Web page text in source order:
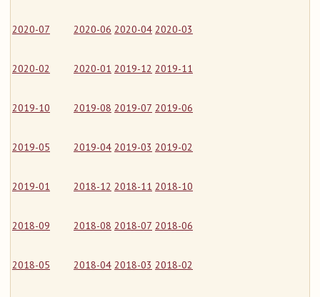
2020-07 2020-06 2020-04 2020-03
2020-02 2020-01 2019-12 2019-11
2019-10 2019-08 2019-07 2019-06
2019-05 2019-04 2019-03 2019-02
2019-01 2018-12 2018-11 2018-10
2018-09 2018-08 2018-07 2018-06
2018-05 2018-04 2018-03 2018-02